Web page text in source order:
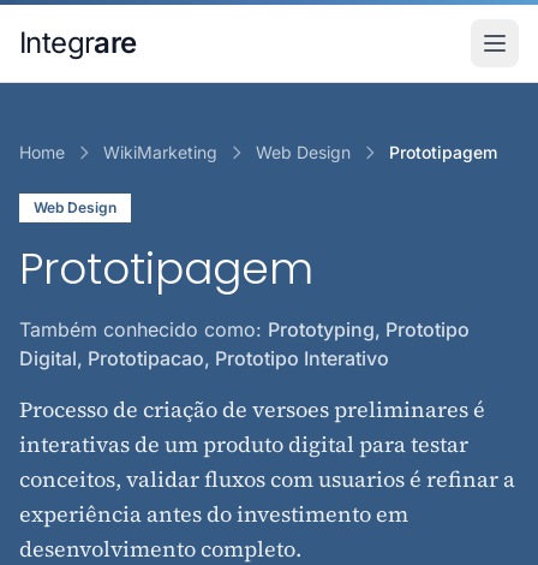
Integrare
Home WikiMarketing Web Design Prototipagem
Web Design
Prototipagem
Também conhecido como: Prototyping, Prototipo
Digital, Prototipacao, Prototipo Interativo
Processo de criação de versoes preliminares é
interativas de um produto digital para testar
conceitos, validar fluxos com usuarios é refinar a
experiência antes do investimento em
desenvolvimento completo.